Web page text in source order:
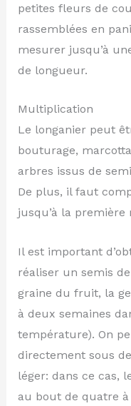
petites fleurs de
rassemblées en
mesurer jusqu’à
de longueur.
Multiplication
Le longanier peut
bouturage,
arbres issus de
De plus, il faut
jusqu’à la première
Il est important
réaliser un semis
graine du fruit, la
à deux semaines
température). On
directement sous
léger: dans ce cas,
au bout de quatre à